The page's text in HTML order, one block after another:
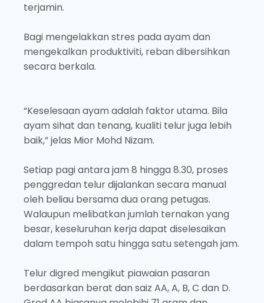
terjamin.
Bagi mengelakkan stres pada ayam dan
mengekalkan produktiviti, reban dibersihkan
secara berkala.
“Keselesaan ayam adalah faktor utama. Bila
ayam sihat dan tenang, kualiti telur juga lebih
baik,” jelas Mior Mohd Nizam.
Setiap pagi antara jam 8 hingga 8.30, proses
penggredan telur dijalankan secara manual
oleh beliau bersama dua orang petugas.
Walaupun melibatkan jumlah ternakan yang
besar, keseluruhan kerja dapat diselesaikan
dalam tempoh satu hingga satu setengah jam.
Telur digred mengikut piawaian pasaran
berdasarkan berat dan saiz AA, A, B, C dan D.